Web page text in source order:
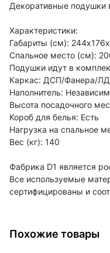
Декоративные подушки
Характеристики:
Габариты (см):
Спальное место (см):
Подушки идут в
Каркас: ДСП/Фанера/
Наполнитель:
Высота посадочного
Короб для белья: Есть
Нагрузка на спальное
Вес (кг): 140
Фабрика D1 является
Все используемые
сертифицированы и
Похожие товары